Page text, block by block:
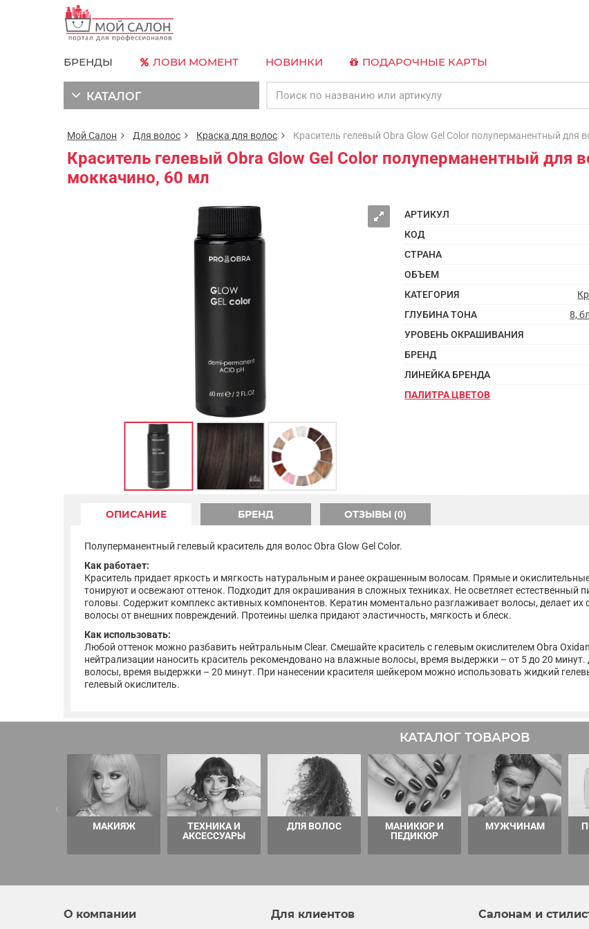
БРЕНДЫ ЛОВИ МОМЕНТ НОВИНКИ ПОДАРОЧНЫЕ КАРТЫ
КАТАЛОГ
Мой Салон Для волос Краска для волос Краситель гелевый Obra Glow Gel Color полуперманентный для
Краситель гелевый Obra Glow Gel Color полуперманентный для
моккачино, 60 мл
АРТИКУЛ
КОД
СТРАНА
ОБЪЕМ
КАТЕГОРИЯ
ГЛУБИНА ТОНА
8,
УРОВЕНЬ ОКРАШИВАНИЯ
БРЕНД
ЛИНЕЙКА БРЕНДА
ПАЛИТРА ЦВЕТОВ
ОПИСАНИЕ БРЕНД ОТЗЫВЫ (0)
Полуперманентный гелевый краситель для волос Obra Glow Gel Color.
Как работает:
Краситель придает яркость и мягкость натуральным и ранее окрашенным волосам. Прямые и
тонируют и освежают оттенок. Подходит для окрашивания в сложных техниках. Не осветляет естественный
головы. Содержит комплекс активных компонентов. Кератин моментально разглаживает волосы, делает
волосы от внешних повреждений. Протеины шелка придают эластичность, мягкость и блеск.
Как использовать:
Любой оттенок можно разбавить нейтральным Clear. Смешайте краситель с гелевым окислителем Obra
нейтрализации наносить краситель рекомендовано на влажные волосы, время выдержки – от 5 до 20 минут.
волосы, время выдержки – 20 минут. При нанесении красителя шейкером можно использовать жидкий
гелевый окислитель.
КАТАЛОГ ТОВАРОВ
МАКИЯЖ
ТЕХНИКА И
АКСЕССУАРЫ
ДЛЯ ВОЛОС
МАНИКЮР И
ПЕДИКЮР
МУЖЧИНАМ
О компании Для клиентов Салонам и